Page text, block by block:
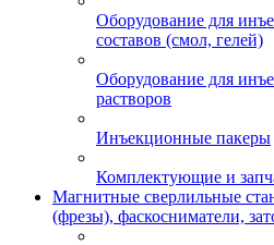
Оборудование для
составов (смол, гелей)
Оборудование для
растворов
Инъекционные пакеры
Комплектующие и
Магнитные сверлильные
(фрезы), фаскосниматели,